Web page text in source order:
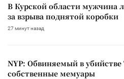
В Курской области мужчина
за взрыва поднятой коробки
27 минут назад
NYP: Обвиняемый в
собственные мемуары